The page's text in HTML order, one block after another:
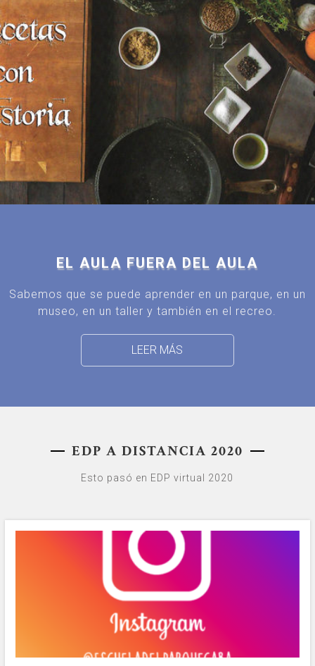
EL AULA FUERA DEL AULA
Sabemos que se puede aprender en un parque, en un
museo, en un taller y también en el recreo.
LEER MÁS
EDP A DISTANCIA 2020
Esto pasó en EDP virtual 2020